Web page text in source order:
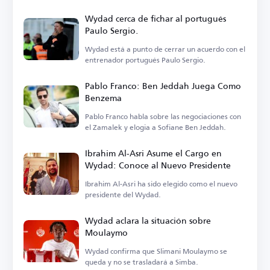
Wydad cerca de fichar al portugués
Paulo Sergio.
Wydad está a punto de cerrar un acuerdo con el
entrenador portugués Paulo Sergio.
Pablo Franco: Ben Jeddah Juega Como
Benzema
Pablo Franco habla sobre las negociaciones con
el Zamalek y elogia a Sofiane Ben Jeddah.
Ibrahim Al-Asri Asume el Cargo en
Wydad: Conoce al Nuevo Presidente
Ibrahim Al-Asri ha sido elegido como el nuevo
presidente del Wydad.
Wydad aclara la situación sobre
Moulaymo
Wydad confirma que Slimani Moulaymo se
queda y no se trasladará a Simba.